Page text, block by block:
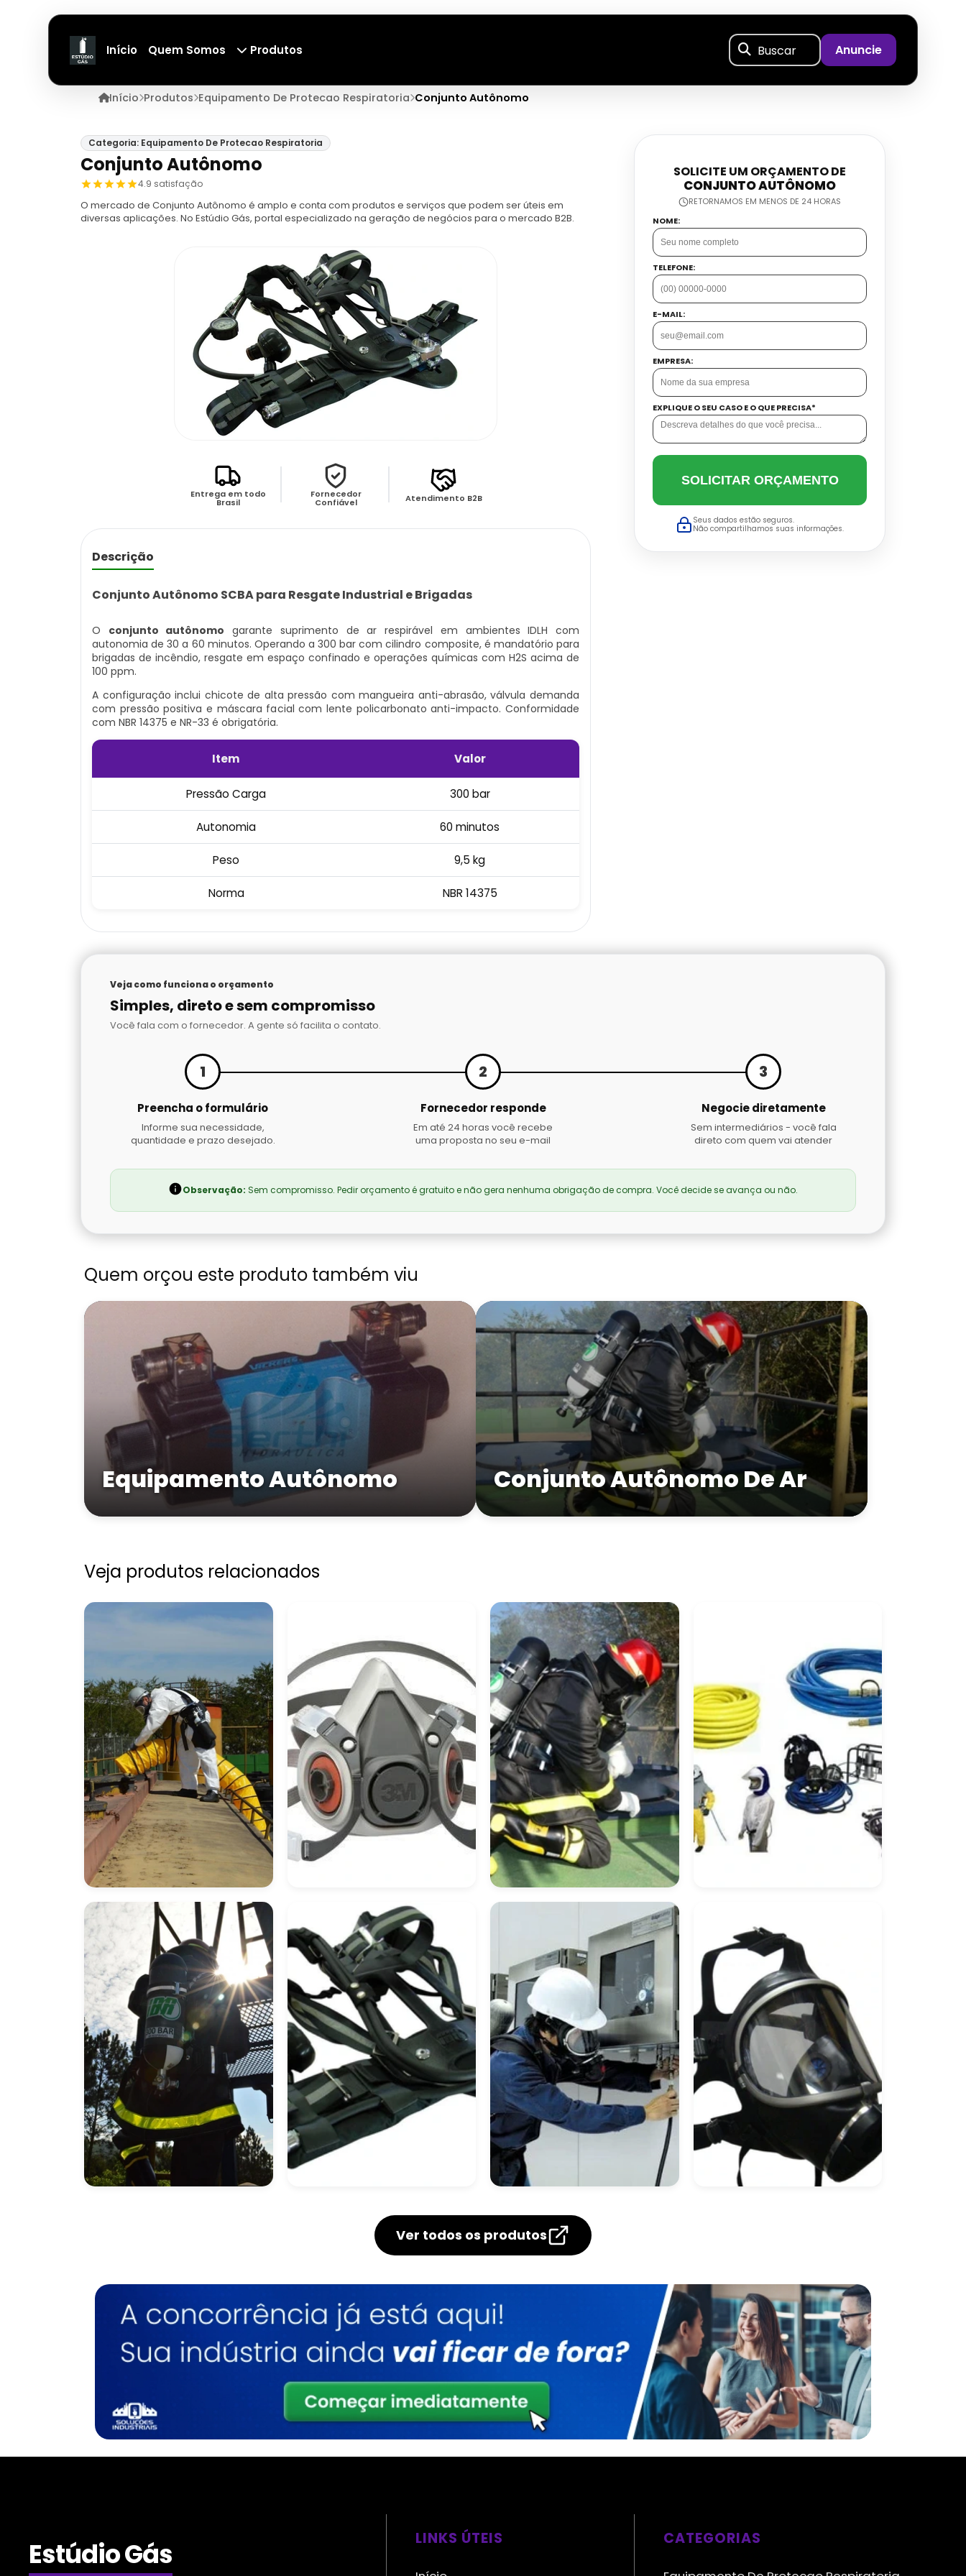
Início Quem Somos Produtos Buscar Anuncie
Início Produtos Equipamento De Protecao Respiratoria Conjunto Autônomo
Categoria: Equipamento De Protecao Respiratoria
Conjunto Autônomo
4.9 satisfação
O mercado de Conjunto Autônomo é amplo e conta com produtos e serviços que podem ser úteis em
diversas aplicações. No Estúdio Gás, portal especializado na geração de negócios para o mercado B2B.
Entrega em todo
Brasil
Fornecedor
Confiável Atendimento B2B
Descrição
Conjunto Autônomo SCBA para Resgate Industrial e Brigadas
O conjunto autônomo garante suprimento de ar respirável em ambientes IDLH com
autonomia de 30 a 60 minutos. Operando a 300 bar com cilindro composite, é mandatório para
brigadas de incêndio, resgate em espaço confinado e operações químicas com H2S acima de
100 ppm.
A configuração inclui chicote de alta pressão com mangueira anti-abrasão, válvula demanda
com pressão positiva e máscara facial com lente policarbonato anti-impacto. Conformidade
com NBR 14375 e NR-33 é obrigatória.
Item Valor
Pressão Carga 300 bar
Autonomia 60 minutos
Peso 9,5 kg
Norma NBR 14375
SOLICITE UM ORÇAMENTO DE
CONJUNTO AUTÔNOMO
RETORNAMOS EM MENOS DE 24 HORAS
NOME:
TELEFONE:
E-MAIL:
EMPRESA:
EXPLIQUE O SEU CASO E O QUE PRECISA*
SOLICITAR ORÇAMENTO
Seus dados estão seguros.
Não compartilhamos suas informações.
Veja como funciona o orçamento
Simples, direto e sem compromisso
Você fala com o fornecedor. A gente só facilita o contato.
1
Preencha o formulário
Informe sua necessidade,
quantidade e prazo desejado.
2
Fornecedor responde
Em até 24 horas você recebe
uma proposta no seu e-mail
3
Negocie diretamente
Sem intermediários - você fala
direto com quem vai atender
Observação: Sem compromisso. Pedir orçamento é gratuito e não gera nenhuma obrigação de compra. Você decide se avança ou não.
Quem orçou este produto também viu
Equipamento Autônomo Conjunto Autônomo De Ar
Veja produtos relacionados
Proteção Respiratória
Para Espaço
Confinado
Máscara De Proteção
Respiratória
Equipamento De
Proteção Respiratória
Proteção Respiratória
Preço
Autônomo De
Respiração
Proteção Respiratória
Autônoma
Ver todos os produtos
Estúdio Gás LINKS ÚTEIS CATEGORIAS